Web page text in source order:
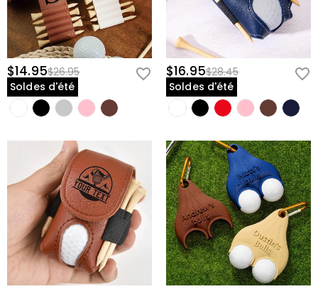
$14.95$26.95
Soldes d'été
$16.95$28.45
Soldes d'été